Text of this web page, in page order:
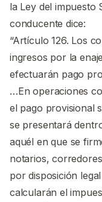
la Ley del impuesto
conducente dice:
“Artículo 126. Los
ingresos por la
efectuarán pago
…En operaciones
el pago provisional
se presentará
aquél en que se
notarios,
por disposición
calcularán el